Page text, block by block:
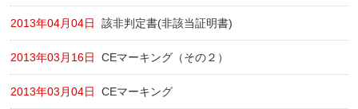
2013年04月04日 該非判定書(非該当証明書)
2013年03月16日 CEマーキング（その２）
2013年03月04日 CEマーキング